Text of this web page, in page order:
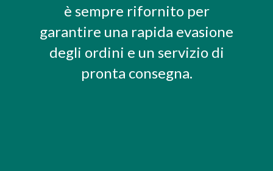
è sempre rifornito per
garantire una rapida evasione
degli ordini e un servizio di
pronta consegna.